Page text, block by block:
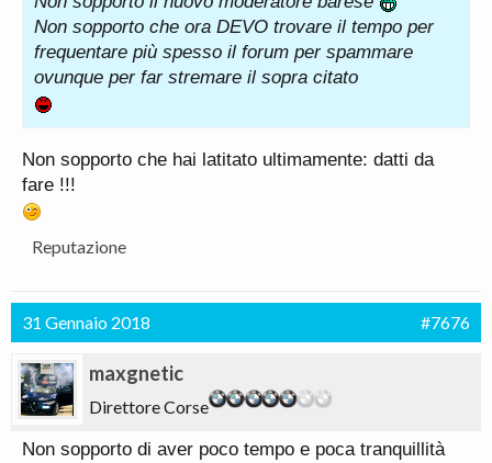
Non sopporto che ora DEVO trovare il tempo per
frequentare più spesso il forum per spammare
ovunque per far stremare il sopra citato
Non sopporto che hai latitato ultimamente: datti da
fare !!!
Reputazione
31 Gennaio 2018 #7676
maxgnetic
Direttore Corse
Non sopporto di aver poco tempo e poca tranquillità